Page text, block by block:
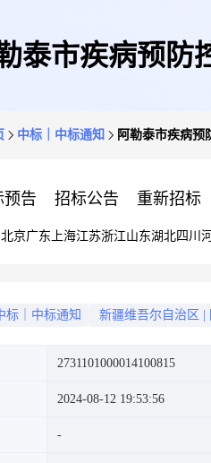
泰市疾病预防
中标｜中标通知 阿勒泰市疾病预
预告 招标公告 重新招标
北京广东 上海江苏浙江山东湖北四川
标｜中标通知 新疆维吾尔自治区
2731101000014100815
2024-08-12 19:53:56